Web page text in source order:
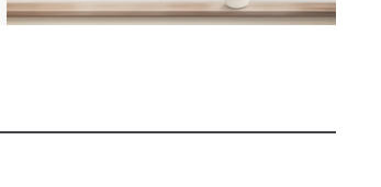
2026년 08월 07일(금)